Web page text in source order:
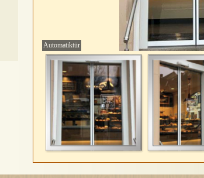
Automatiktür